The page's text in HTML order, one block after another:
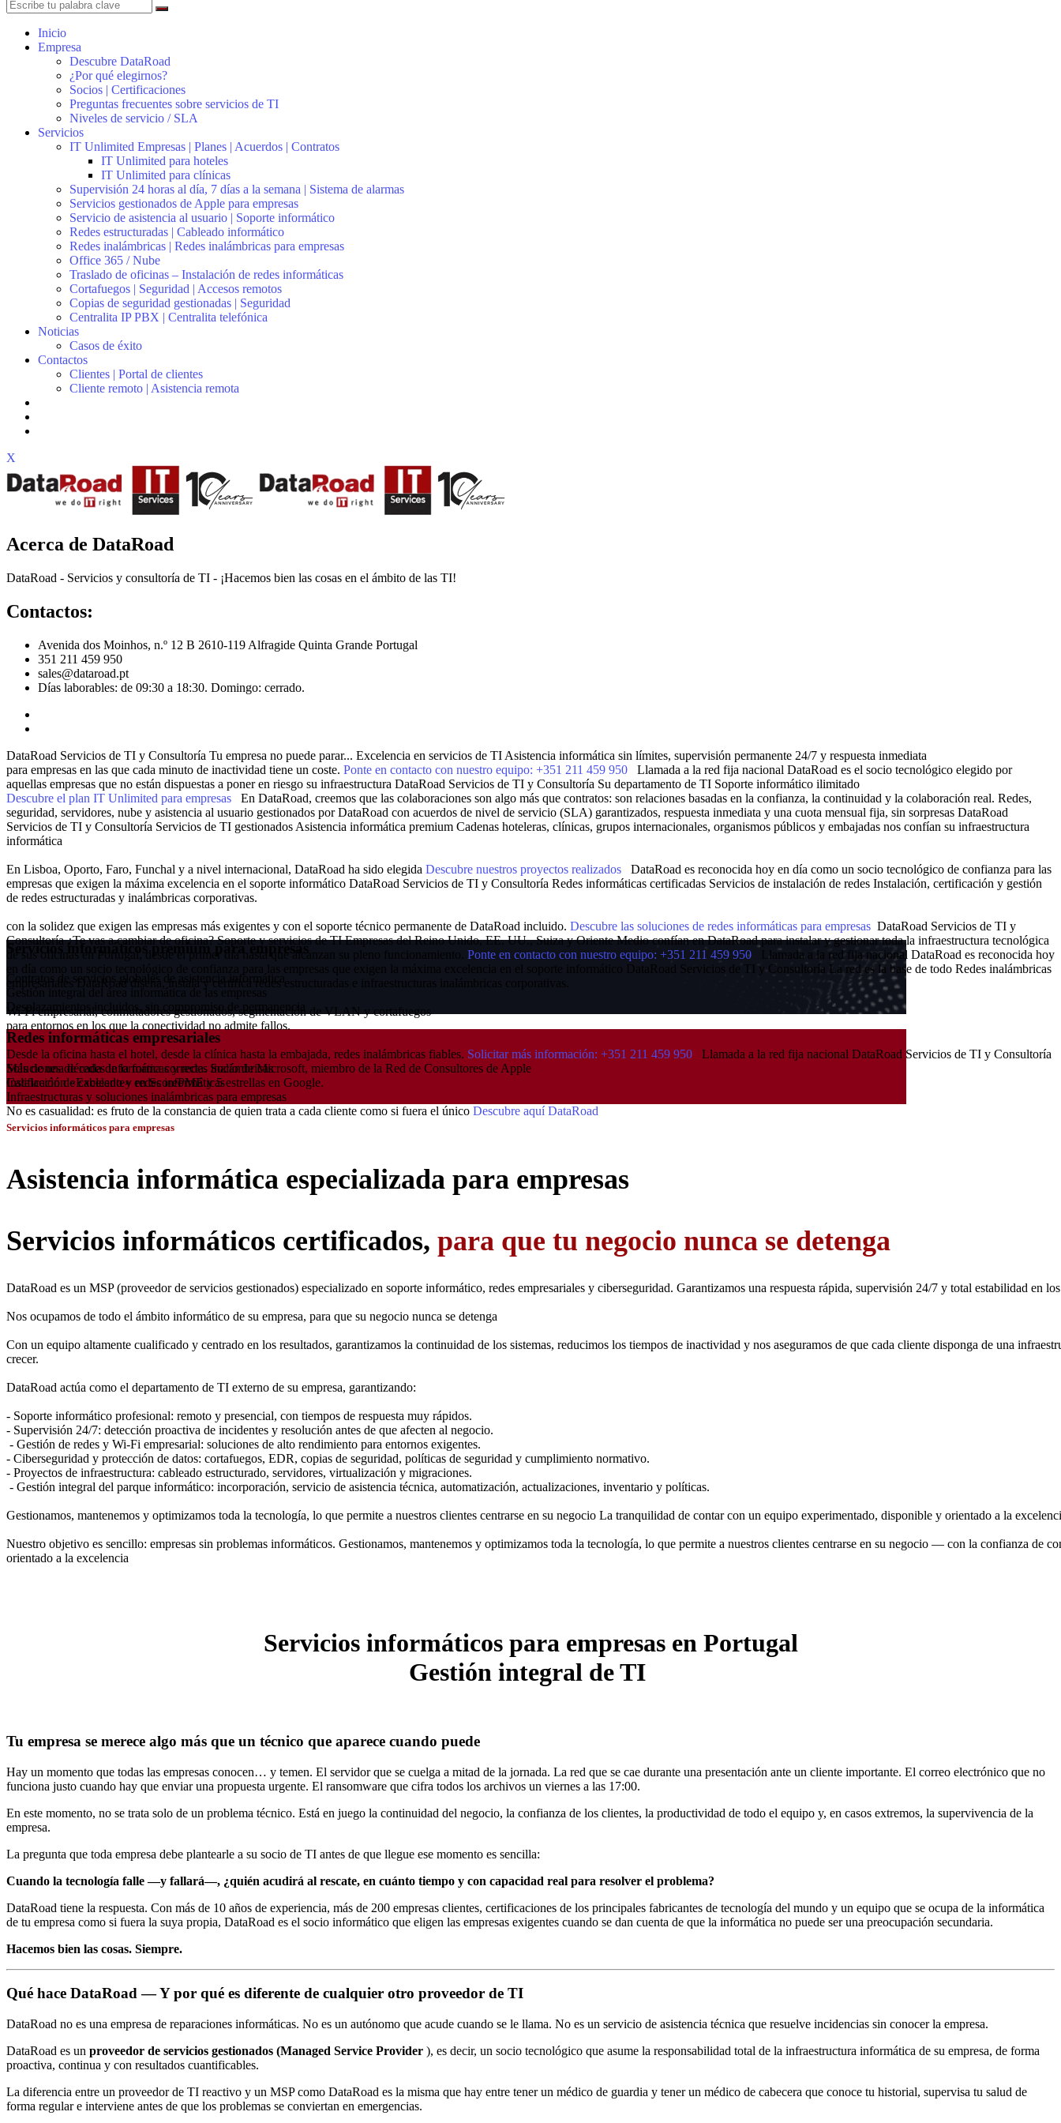
Inicio
Empresa
Descubre DataRoad
¿Por qué elegirnos?
Socios | Certificaciones
Preguntas frecuentes sobre servicios de TI
Niveles de servicio / SLA
Servicios
IT Unlimited Empresas | Planes | Acuerdos | Contratos
IT Unlimited para hoteles
IT Unlimited para clínicas
Supervisión 24 horas al día, 7 días a la semana | Sistema de alarmas
Servicios gestionados de Apple para empresas
Servicio de asistencia al usuario | Soporte informático
Redes estructuradas | Cableado informático
Redes inalámbricas | Redes inalámbricas para empresas
Office 365 / Nube
Traslado de oficinas – Instalación de redes informáticas
Cortafuegos | Seguridad | Accesos remotos
Copias de seguridad gestionadas | Seguridad
Centralita IP PBX | Centralita telefónica
Noticias
Casos de éxito
Contactos
Clientes | Portal de clientes
Cliente remoto | Asistencia remota
X
Acerca de DataRoad
DataRoad - Servicios y consultoría de TI - ¡Hacemos bien las cosas en el ámbito de las TI!
Contactos:
Avenida dos Moinhos, n.º 12 B 2610-119 Alfragide Quinta Grande Portugal
351 211 459 950
sales@dataroad.pt
Días laborables: de 09:30 a 18:30. Domingo: cerrado.
DataRoad Servicios de TI y Consultoría Tu empresa no puede parar... Excelencia en servicios de TI Asistencia informática sin límites, supervisión permanente 24/7 y respuesta inmediata
para empresas en las que cada minuto de inactividad tiene un coste. Ponte en contacto con nuestro equipo: +351 211 459 950 Llamada a la red fija nacional DataRoad es el socio tecnológico elegido por
aquellas empresas que no están dispuestas a poner en riesgo su infraestructura DataRoad Servicios de TI y Consultoría Su departamento de TI Soporte informático ilimitado
Descubre el plan IT Unlimited para empresas
En DataRoad, creemos que las colaboraciones son algo más que contratos: son relaciones basadas en la confianza, la continuidad y la colaboración real. Redes,
seguridad, servidores, nube y asistencia al usuario gestionados por DataRoad con acuerdos de nivel de servicio (SLA) garantizados, respuesta inmediata y una cuota mensual fija, sin sorpresas DataRoad
Servicios de TI y Consultoría Servicios de TI gestionados Asistencia informática premium Cadenas hoteleras, clínicas, grupos internacionales, organismos públicos y embajadas nos confían su infraestructura
informática
En Lisboa, Oporto, Faro, Funchal y a nivel internacional, DataRoad ha sido elegida Descubre nuestros proyectos realizados
DataRoad es reconocida hoy en día como un socio tecnológico de confianza para las
empresas que exigen la máxima excelencia en el soporte informático DataRoad Servicios de TI y Consultoría Redes informáticas certificadas Servicios de instalación de redes Instalación, certificación y gestión
de redes estructuradas y inalámbricas corporativas.
con la solidez que exigen las empresas más exigentes y con el soporte técnico permanente de DataRoad incluido. Descubre las soluciones de redes informáticas para empresas DataRoad Servicios de TI y
Consultoría ¿Te vas a cambiar de oficina? Soporte y servicios de TI Empresas del Reino Unido, EE. UU., Suiza y Oriente Medio confían en DataRoad para instalar y gestionar toda la infraestructura tecnológica
de sus oficinas en Portugal, desde el primer día hasta que alcanzan su pleno funcionamiento. Ponte en contacto con nuestro equipo: +351 211 459 950 Llamada a la red fija nacional DataRoad es reconocida hoy
en día como un socio tecnológico de confianza para las empresas que exigen la máxima excelencia en el soporte informático DataRoad Servicios de TI y Consultoría La red es la base de todo Redes inalámbricas
empresariales DataRoad diseña, instala y certifica redes estructuradas e infraestructuras inalámbricas corporativas.
Wi-Fi empresarial, conmutadores gestionados, segmentación de VLAN y cortafuegos
para entornos en los que la conectividad no admite fallos.
Desde la oficina hasta el hotel, desde la clínica hasta la embajada, redes inalámbricas fiables. Solicitar más información: +351 211 459 950 Llamada a la red fija nacional DataRoad Servicios de TI y Consultoría
Más de una década de la forma correcta. Socio de Microsoft, miembro de la Red de Consultores de Apple
Calificación «Excelente» en ScorePME y 5 estrellas en Google.
No es casualidad: es fruto de la constancia de quien trata a cada cliente como si fuera el único Descubre aquí DataRoad
Servicios informáticos premium para empresas
Contratos de servicios globales de asistencia informática
Gestión integral del área informática de las empresas
Desplazamientos incluidos, sin compromiso de permanencia
Redes informáticas empresariales
Soluciones de redes informáticas y redes inalámbricas
Instalación de cableado y redes informáticas
Infraestructuras y soluciones inalámbricas para empresas
Servicios informáticos para empresas
Asistencia informática especializada para empresas
Servicios informáticos certificados, para que tu negocio nunca se detenga
DataRoad es un MSP (proveedor de servicios gestionados) especializado en soporte informático, redes empresariales y ciberseguridad. Garantizamos una respuesta rápida, supervisión 24/7 y total estabilidad en los
Nos ocupamos de todo el ámbito informático de su empresa, para que su negocio nunca se detenga
Con un equipo altamente cualificado y centrado en los resultados, garantizamos la continuidad de los sistemas, reducimos los tiempos de inactividad y nos aseguramos de que cada cliente disponga de una
crecer.
DataRoad actúa como el departamento de TI externo de su empresa, garantizando:
- Soporte informático profesional: remoto y presencial, con tiempos de respuesta muy rápidos.
- Supervisión 24/7: detección proactiva de incidentes y resolución antes de que afecten al negocio.
- Gestión de redes y Wi-Fi empresarial: soluciones de alto rendimiento para entornos exigentes.
- Ciberseguridad y protección de datos: cortafuegos, EDR, copias de seguridad, políticas de seguridad y cumplimiento normativo.
- Proyectos de infraestructura: cableado estructurado, servidores, virtualización y migraciones.
- Gestión integral del parque informático: incorporación, servicio de asistencia técnica, automatización, actualizaciones, inventario y políticas.
Gestionamos, mantenemos y optimizamos toda la tecnología, lo que permite a nuestros clientes centrarse en su negocio La tranquilidad de contar con un equipo experimentado, disponible y orientado a la
Nuestro objetivo es sencillo: empresas sin problemas informáticos. Gestionamos, mantenemos y optimizamos toda la tecnología, lo que permite a nuestros clientes centrarse en su negocio — con la confianza de
orientado a la excelencia
Servicios informáticos para empresas en Portugal
Gestión integral de TI
Tu empresa se merece algo más que un técnico que aparece cuando puede
Hay un momento que todas las empresas conocen… y temen. El servidor que se cuelga a mitad de la jornada. La red que se cae durante una presentación ante un cliente importante. El correo electrónico que no
funciona justo cuando hay que enviar una propuesta urgente. El ransomware que cifra todos los archivos un viernes a las 17:00.
En este momento, no se trata solo de un problema técnico. Está en juego la continuidad del negocio, la confianza de los clientes, la productividad de todo el equipo y, en casos extremos, la supervivencia de la
empresa.
La pregunta que toda empresa debe plantearle a su socio de TI antes de que llegue ese momento es sencilla:
Cuando la tecnología falle —y fallará—, ¿quién acudirá al rescate, en cuánto tiempo y con capacidad real para resolver el problema?
DataRoad tiene la respuesta. Con más de 10 años de experiencia, más de 200 empresas clientes, certificaciones de los principales fabricantes de tecnología del mundo y un equipo que se ocupa de la informática
de tu empresa como si fuera la suya propia, DataRoad es el socio informático que eligen las empresas exigentes cuando se dan cuenta de que la informática no puede ser una preocupación secundaria.
Hacemos bien las cosas. Siempre.
Qué hace DataRoad — Y por qué es diferente de cualquier otro proveedor de TI
DataRoad no es una empresa de reparaciones informáticas. No es un autónomo que acude cuando se le llama. No es un servicio de asistencia técnica que resuelve incidencias sin conocer la empresa.
DataRoad es un proveedor de servicios gestionados (Managed Service Provider ), es decir, un socio tecnológico que asume la responsabilidad total de la infraestructura informática de su empresa, de forma
proactiva, continua y con resultados cuantificables.
La diferencia entre un proveedor de TI reactivo y un MSP como DataRoad es la misma que hay entre tener un médico de guardia y tener un médico de cabecera que conoce tu historial, supervisa tu salud de
forma regular e interviene antes de que los problemas se conviertan en emergencias.